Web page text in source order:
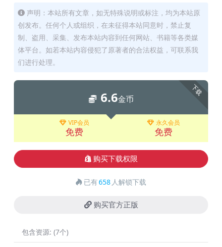
声明：本站所有文章，如无特殊说明或标注，均为本站原
创发布。任何个人或组织，在未征得本站同意时，禁止复
制、盗用、采集、发布本站内容到任何网站、书籍等各类媒
体平台。如若本站内容侵犯了原著者的合法权益，可联系我
们进行处理。
下载
6.6金币
VIP会员
免费
永久会员
免费
购买下载权限
已有658 人解锁下载
购买官方正版
包含资源: (7个)